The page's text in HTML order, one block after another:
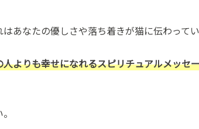
あなたの優しさや落ち着きが猫に伝わってい
よりも幸せになれるスピリチュアルメッセ